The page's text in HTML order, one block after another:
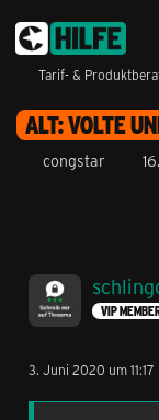
Tarif- &
ALT: VOLTE
congstar
VIP
3. Juni 2020 um 11:17